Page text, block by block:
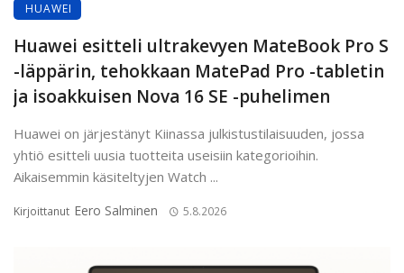
HUAWEI
Huawei esitteli ultrakevyen MateBook Pro S
-läppärin, tehokkaan MatePad Pro -tabletin
ja isoakkuisen Nova 16 SE -puhelimen
Huawei on järjestänyt Kiinassa julkistustilaisuuden, jossa
yhtiö esitteli uusia tuotteita useisiin kategorioihin.
Aikaisemmin käsiteltyjen Watch ...
Kirjoittanut Eero Salminen 5.8.2026